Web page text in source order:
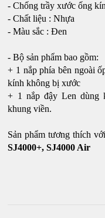
- Chống trầy xước ống
- Chất liệu : Nhựa
- Màu sắc : Đen
- Bộ sản phẩm bao gồm:
+ 1 nắp phía bên ngoài
kính không bị xước
+ 1 nắp đậy Len dùng
khung viền.
Sản phẩm tương thích
SJ4000+, SJ4000 Air